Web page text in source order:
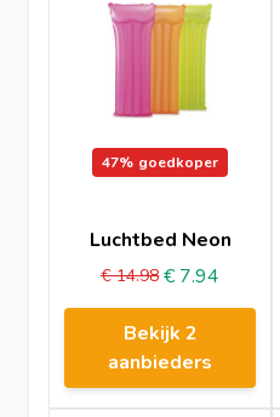
47% goedkoper
Luchtbed Neon
€ 14.98 € 7.94
Bekijk 2
aanbieders